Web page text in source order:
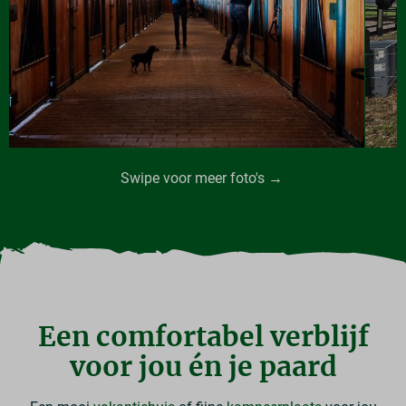
Swipe voor meer foto's →
Een comfortabel verblijf
voor jou én je paard